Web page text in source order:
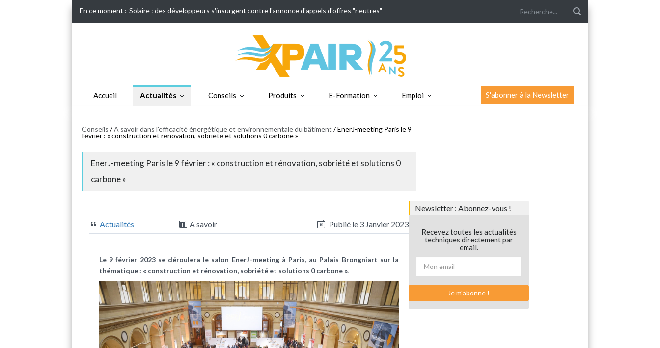
En ce moment : Solaire : des développeurs s'insurgent contre l'annonce d'appels d'offres "neutres"
Accueil Actualités Conseils Produits E-Formation Emploi S'abonner à la Newsletter
Conseils /A savoir dans l'efficacité énergétique et environnementale du bâtiment / EnerJ-meeting Paris le 9
février : « construction et rénovation, sobriété et solutions 0 carbone »
EnerJ-meeting Paris le 9 février : « construction et rénovation, sobriété et solutions 0
carbone »
Actualités A savoir Publié le 3 Janvier 2023
Le 9 février 2023 se déroulera le salon EnerJ-meeting à Paris, au Palais Brongniart sur la
thématique : « construction et rénovation, sobriété et solutions 0 carbone ».
Newsletter : Abonnez-vous !
Recevez toutes les actualités
techniques directement par
email.
Je m'abonne !